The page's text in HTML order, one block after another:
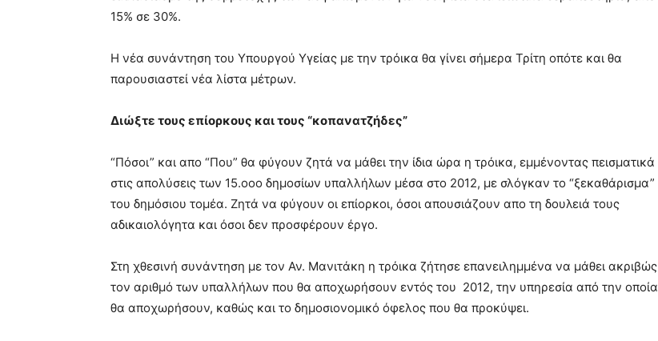
15% σε 30%.
Η νέα συνάντηση του Υπουργού Υγείας με την τρόικα θα γίνει σήμερα Τρίτη οπότε και θα
παρουσιαστεί νέα λίστα μέτρων.
Διώξτε τους επίορκους και τους “κοπανατζήδες”
“Πόσοι” και απο “Που” θα φύγουν ζητά να μάθει την ίδια ώρα η τρόικα, εμμένοντας πεισματικά
στις απολύσεις των 15.οοο δημοσίων υπαλλήλων μέσα στο 2012, με σλόγκαν το “ξεκαθάρισμα”
του δημόσιου τομέα. Ζητά να φύγουν οι επίορκοι, όσοι απουσιάζουν απο τη δουλειά τους
αδικαιολόγητα και όσοι δεν προσφέρουν έργο.
Στη χθεσινή συνάντηση με τον Αν. Μανιτάκη η τρόικα ζήτησε επανειλημμένα να μάθει ακριβώς
τον αριθμό των υπαλλήλων που θα αποχωρήσουν εντός του 2012, την υπηρεσία από την οποία
θα αποχωρήσουν, καθώς και το δημοσιονομικό όφελος που θα προκύψει.